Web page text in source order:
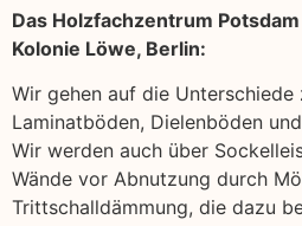
Das Holzfachzentrum
Kolonie Löwe, Berlin:
Wir gehen auf die
Laminatböden, Dielenböden
Wir werden auch über
Wände vor Abnutzung durch
Trittschalldämmung, die dazu